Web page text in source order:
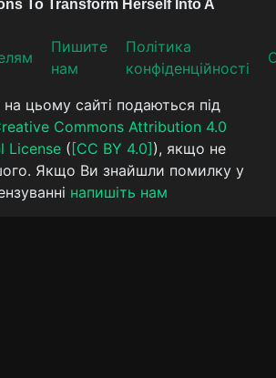
Пишите
нам
Політика
конфіденційності
на цьому сайті подаються під
Commons Attribution 4.0
License( [CC BY 4.0] ), якщо не
Якщо Ви знайшли помилку у
напишіть нам